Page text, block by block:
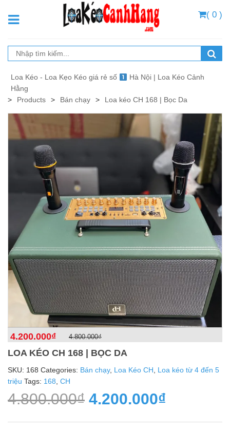
( 0 )
Loa Kéo - Loa Kẹo Kéo giá rẻ số
Hà Nội | Loa Kéo Cảnh
Hằng
>
Products > Bán chạy > Loa kéo CH 168 | Bọc Da
4.800.000₫
4.200.000₫
LOA KÉO CH 168 | BỌC DA
SKU: 168 Categories: Bán chạy, Loa Kéo CH, Loa kéo từ 4 đến 5
triệu Tags: 168, CH
4.800.000₫ 4.200.000₫